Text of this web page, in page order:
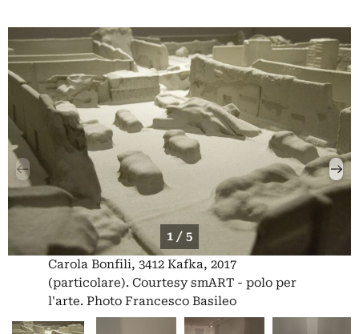
1 / 5
Carola Bonfili, 3412 Kafka, 2017
(particolare). Courtesy smART - polo per
l'arte. Photo Francesco Basileo